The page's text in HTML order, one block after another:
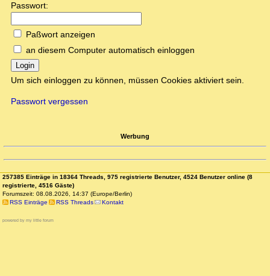
Passwort:
Paßwort anzeigen
an diesem Computer automatisch einloggen
Login
Um sich einloggen zu können, müssen Cookies aktiviert sein.
Passwort vergessen
Werbung
257385 Einträge in 18364 Threads, 975 registrierte Benutzer, 4524 Benutzer online (8
registrierte, 4516 Gäste)
Forumszeit: 08.08.2026, 14:37 (Europe/Berlin)
RSS Einträge
RSS Threads Kontakt
powered by my little forum